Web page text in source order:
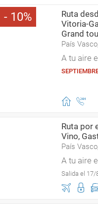
10
Ruta
Vitoria-
Grand
País
A tu aire
Ruta por
Vino,
País
A tu aire
Salida el 17/